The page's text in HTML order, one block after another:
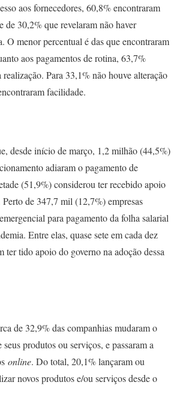
aos fornecedores, 60,8% encontraram
de 30,2% que revelaram não haver
O menor percentual é das que encontraram
aos pagamentos de rotina, 63,7%
Para 33,1% não houve alteração
facilidade.
desde início de março, 1,2 milhão (44,5%)
adiaram o pagamento de
(51,9%) considerou ter recebido apoio
de 347,7 mil (12,7%) empresas
para pagamento da folha salarial
Entre elas, quase sete em cada dez
ter tido apoio do governo na adoção dessa
de 32,9% das companhias mudaram o
produtos ou serviços, e passaram a
online. Do total, 20,1% lançaram ou
novos produtos e/ou serviços desde o